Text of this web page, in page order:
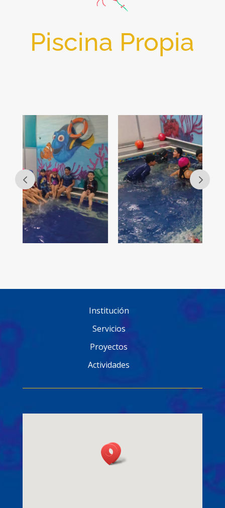
Piscina Propia
Institución
Servicios
Proyectos
Actividades